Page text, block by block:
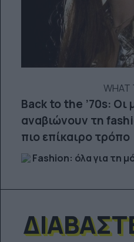
WHAT
Back to the ’70s: Οι
αναβιώνουν τη
πιο επίκαιρο τρόπο
Fashion: όλα για τη